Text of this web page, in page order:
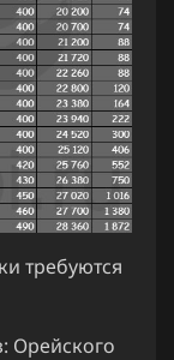
требуются
Орейского